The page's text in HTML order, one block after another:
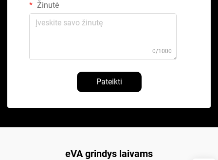
Žinutė
0/1000
Pateikti
eVA grindys laivams